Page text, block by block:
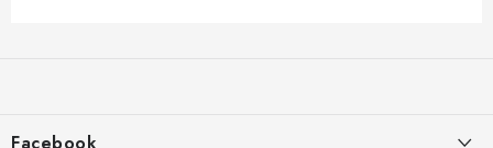
aFacebook